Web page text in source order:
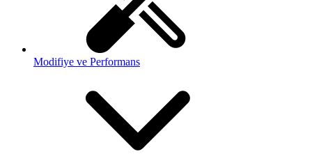
Modifiye ve Performans